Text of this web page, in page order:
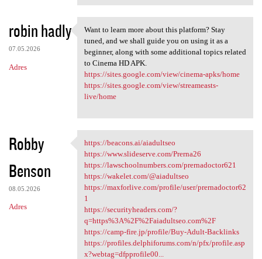
robin hadly
07.05.2026
Adres
Want to learn more about this
Want to learn more about this platform? Stay
tuned, and we shall guide you on using it as a
beginner, along with some additional topics related
to Cinema HD APK.
https://sites.google.com/view/cinema-apks/home
https://sites.google.com/view/streameasts-
live/home
Robby
Benson
08.05.2026
Adres
https://beacons.ai/aiadultseo
https://beacons.ai/aiadultseo
https://www.slideserve.com/Prerna26
https://lawschoolnumbers.com/prernadoctor621
https://wakelet.com/@aiadultseo
https://maxforlive.com/profile/user/prernadoctor62
1
https://securityheaders.com/?
q=https%3A%2F%2Faiadultseo.com%2F
https://camp-fire.jp/profile/Buy-Adult-Backlinks
https://profiles.delphiforums.com/n/pfx/profile.asp
x?webtag=dfpprofile00...